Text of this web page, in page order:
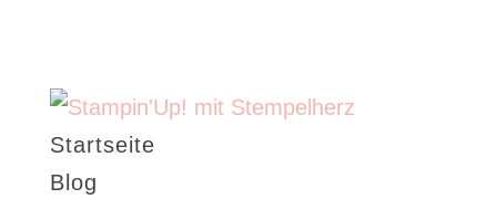
Startseite
Blog